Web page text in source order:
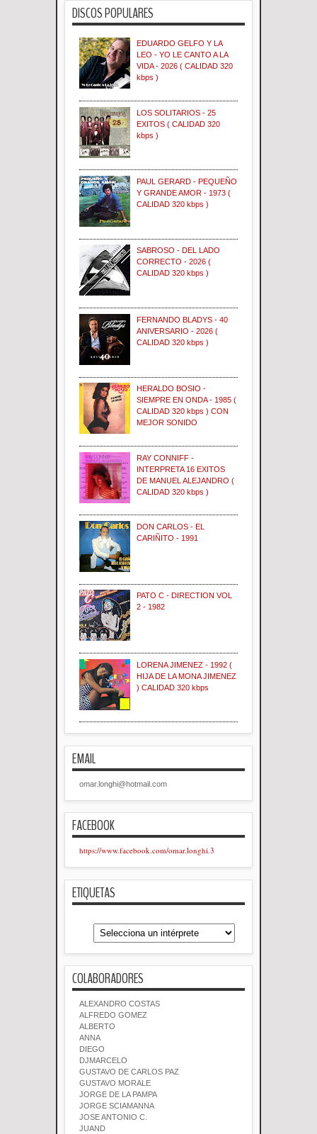
DISCOS POPULARES
EDUARDO GELFO Y LA
LEO - YO LE CANTO A LA
VIDA - 2026 ( CALIDAD 320
kbps )
LOS SOLITARIOS - 25
EXITOS ( CALIDAD 320
kbps )
PAUL GERARD - PEQUEÑO
Y GRANDE AMOR - 1973 (
CALIDAD 320 kbps )
SABROSO - DEL LADO
CORRECTO - 2026 (
CALIDAD 320 kbps )
FERNANDO BLADYS - 40
ANIVERSARIO - 2026 (
CALIDAD 320 kbps )
HERALDO BOSIO -
SIEMPRE EN ONDA - 1985 (
CALIDAD 320 kbps ) CON
MEJOR SONIDO
RAY CONNIFF -
INTERPRETA 16 EXITOS
DE MANUEL ALEJANDRO (
CALIDAD 320 kbps )
DON CARLOS - EL
CARIÑITO - 1991
PATO C - DIRECTION VOL
2 - 1982
LORENA JIMENEZ - 1992 (
HIJA DE LA MONA JIMENEZ
) CALIDAD 320 kbps
EMAIL
omar.longhi@hotmail.com
FACEBOOK
https://www.facebook.com/omar.longhi.3
ETIQUETAS
COLABORADORES
ALEXANDRO COSTAS
ALFREDO GOMEZ
ALBERTO
ANNA
DIEGO
DJMARCELO
GUSTAVO DE CARLOS PAZ
GUSTAVO MORALE
JORGE DE LA PAMPA
JORGE SCIAMANNA
JOSE ANTONIO C.
JUAND